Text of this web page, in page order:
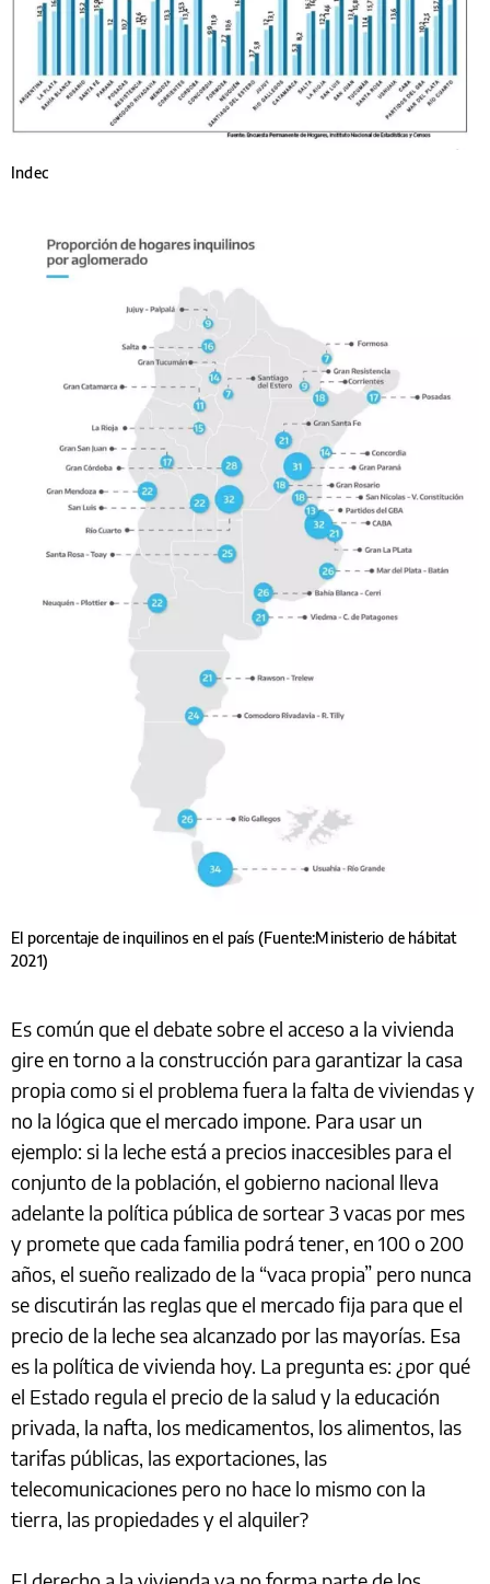
Indec
El porcentaje de inquilinos en el país (Fuente:Ministerio de hábitat
2021)
Es común que el debate sobre el acceso a la vivienda
gire en torno a la construcción para garantizar la casa
propia como si el problema fuera la falta de viviendas y
no la lógica que el mercado impone. Para usar un
ejemplo: si la leche está a precios inaccesibles para el
conjunto de la población, el gobierno nacional lleva
adelante la política pública de sortear 3 vacas por mes
y promete que cada familia podrá tener, en 100 o 200
años, el sueño realizado de la “vaca propia” pero nunca
se discutirán las reglas que el mercado fija para que el
precio de la leche sea alcanzado por las mayorías. Esa
es la política de vivienda hoy. La pregunta es: ¿por qué
el Estado regula el precio de la salud y la educación
privada, la nafta, los medicamentos, los alimentos, las
tarifas públicas, las exportaciones, las
telecomunicaciones pero no hace lo mismo con la
tierra, las propiedades y el alquiler?